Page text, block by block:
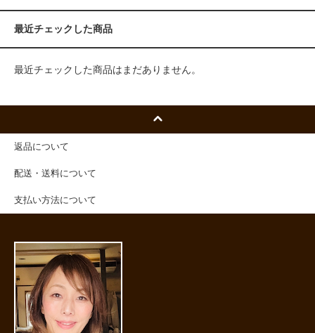
最近チェックした商品
最近チェックした商品はまだありません。
返品について
配送・送料について
支払い方法について